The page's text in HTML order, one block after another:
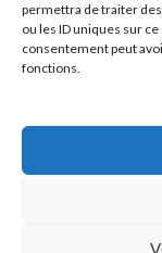
permettra de traiter
ou les ID uniques sur
consentement peut
fonctions.
©